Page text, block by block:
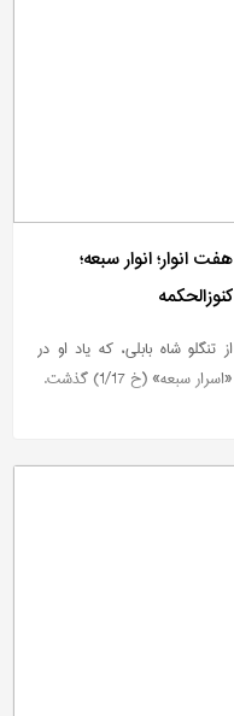
هفت انوار؛ انوار سبعه؛
کنوزالحکمه
از تنگلو شاه بابلی، که یاد او در
«اسرار سبعه» (خ 1/17) گذشت.